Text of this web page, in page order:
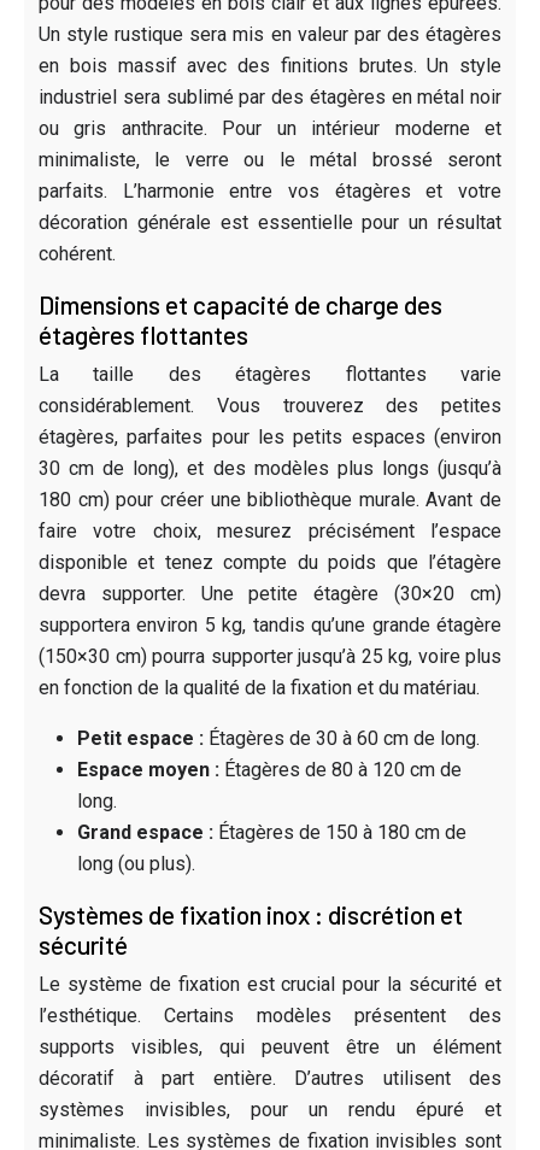
Un style rustique sera mis en valeur par des étagères
en bois massif avec des finitions brutes. Un style
industriel sera sublimé par des étagères en métal noir
ou gris anthracite. Pour un intérieur moderne et
minimaliste, le verre ou le métal brossé seront
parfaits. L’harmonie entre vos étagères et votre
décoration générale est essentielle pour un résultat
cohérent.
Dimensions et capacité de charge des
étagères flottantes
La taille des étagères flottantes varie
considérablement. Vous trouverez des petites
étagères, parfaites pour les petits espaces (environ
30 cm de long), et des modèles plus longs (jusqu’à
180 cm) pour créer une bibliothèque murale. Avant de
faire votre choix, mesurez précisément l’espace
disponible et tenez compte du poids que l’étagère
devra supporter. Une petite étagère (30×20 cm)
supportera environ 5 kg, tandis qu’une grande étagère
(150×30 cm) pourra supporter jusqu’à 25 kg, voire plus
en fonction de la qualité de la fixation et du matériau.
Petit espace : Étagères de 30 à 60 cm de long.
Espace moyen : Étagères de 80 à 120 cm de
long.
Grand espace : Étagères de 150 à 180 cm de
long (ou plus).
Systèmes de fixation inox : discrétion et
sécurité
Le système de fixation est crucial pour la sécurité et
l’esthétique. Certains modèles présentent des
supports visibles, qui peuvent être un élément
décoratif à part entière. D’autres utilisent des
systèmes invisibles, pour un rendu épuré et
minimaliste. Les systèmes de fixation invisibles sont